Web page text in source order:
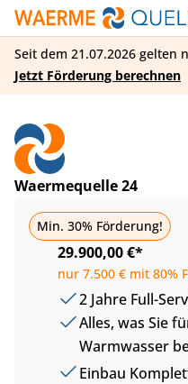
Seit dem 21.07.2026 gelten
Jetzt Förderung berechnen
Waermequelle 24
Basic
29.900,00 €*
nur 7.500 € mit 80%
2 Jahre Full-
Alles, was Sie
Warmwasser
Einbau
Min. 30% Förderung!